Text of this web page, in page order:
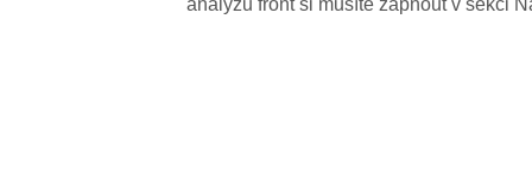
analýzu front si musíte zapnout v sekci